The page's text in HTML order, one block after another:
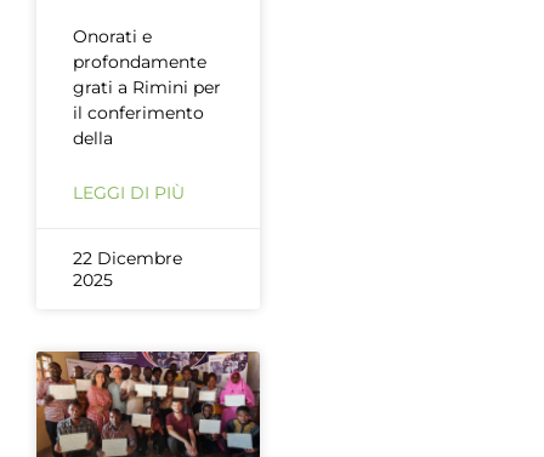
Onorati e
profondamente
grati a Rimini per
il conferimento
della
LEGGI DI PIÙ
22 Dicembre
2025